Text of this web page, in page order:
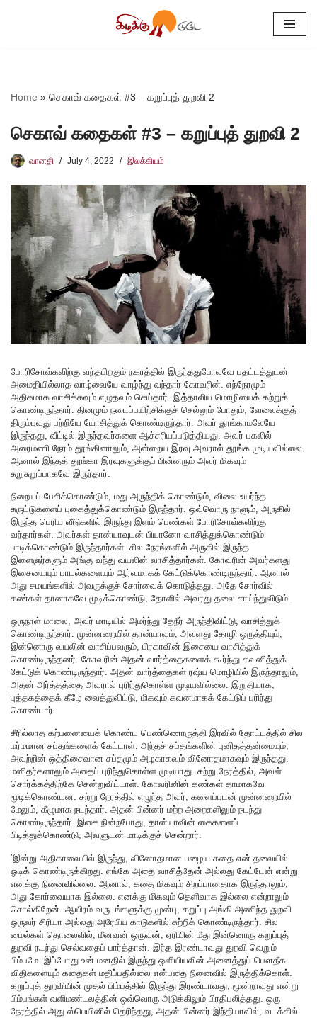
Home » செகாவ் கதைகள் #3 – கறுப்புத் துறவி 2
செகாவ் கதைகள் #3 – கறுப்புத் துறவி 2
வானதி July 4, 2022 இலக்கியம்
போரிசோவ்கவிற்கு வந்தபிறகும் நகரத்தில் இருந்ததுபோலவே பதட்டத்துடன்
அமைதியில்லாத வாழ்வையே வாழ்ந்து வந்தார் கோவரின். எந்நேரமும்
அதிகமாக வாசிக்கவும் எழுதவும் செய்தார். இத்தாலிய மொழியைக் கற்றுக்
கொண்டிருந்தார். தினமும் நடைப்பயிற்சிக்குச் செல்லும் போதும், வேலைக்குத்
திரும்புவது பற்றியே யோசித்துக் கொண்டிருந்தார். அவர் தூங்காமலேயே
இருந்தது, வீட்டில் இருந்தவர்களை ஆச்சரியப்படுத்தியது. அவர் பகலில்
அரைமணி நேரம் தூங்கினாலும், அன்றைய இரவு அவரால் தூங்க முடியவில்லை.
ஆனால் இந்தத் தூங்கா இரவுகளுக்குப் பின்னரும் அவர் மிகவும்
சுறுசுறுப்பாகவே இருந்தார்.
நிறையப் பேசிக்கொண்டும், மது அருந்திக் கொண்டும், விலை உயர்ந்த
சுருட்டுகளைப் புகைத்துக்கொண்டும் இருந்தார். ஒவ்வொரு நாளும், அருகில்
இருந்த பெரிய வீடுகளில் இருந்து இளம் பெண்கள் போரிசோவ்கவிற்கு
வந்தார்கள். அவர்கள் தான்யாவுடன் பியானோ வாசித்துக்கொண்டும்
பாடிக்கொண்டும் இருந்தார்கள். சில நேரங்களில் அருகில் இருந்த
இளைஞர்களும் அங்கு வந்து வயலின் வாசித்தார்கள். கோவரின் அவர்களது
இசையையும் பாடல்களையும் ஆர்வமாகக் கேட்டுக்கொண்டிருந்தார். ஆனால்
அது சமயங்களில் அவருக்குச் சோர்வைக் கொடுத்தது. அதே சோர்வில்
கண்கள் தானாகவே மூடிக்கொண்டு, தோளில் அவரது தலை சாய்ந்துவிடும்.
ஒருநாள் மாலை, அவர் மாடியில் அமர்ந்து தேநீர் அருந்திவிட்டு, வாசித்துக்
கொண்டிருந்தார். முன்னறையில் தான்யாவும், அவளது தோழி ஒருத்தியும்,
இன்னொரு வயலின் வாசிப்பவரும், பிரகாவின் இசையை வாசித்துக்
கொண்டிருந்தனர். கோவரின் அதன் வார்த்தைகளைக் கூர்ந்து கவனித்துக்
கேட்டுக் கொண்டிருந்தார். அதன் வார்த்தைகள் ரஷ்ய மொழியில் இருந்தாலும்,
அதன் அர்த்தத்தை அவரால் புரிந்துகொள்ள முடியவில்லை. இறுதியாக,
புத்தகத்தைக் கீழே வைத்துவிட்டு, மிகவும் கவனமாகக் கேட்டுப் புரிந்து
கொண்டார்.
சீரில்லாத கற்பனையைக் கொண்ட பெண்ணொருத்தி இரவில் தோட்டத்தில் சில
மர்மமான சப்தங்களைக் கேட்டாள். அந்தச் சப்தங்களின் புனிதத்தன்மையும்,
அவற்றின் ஒத்திசைவான சப்தமும் அழகாகவும் வினோதமாகவும் இருந்தது.
மனிதர்களாலும் அதைப் புரிந்துகொள்ள முடியாது. சற்று நேரத்தில், அவள்
சொர்க்கத்திற்கே சென்றுவிட்டாள். கோவரினின் கண்கள் தாமாகவே
மூடிக்கொண்டன. சற்று நேரத்தில் எழுந்த அவர், களைப்புடன் முன்னறையில்
மேலும், கீழுமாக நடந்தார். அதன் பின்னர் மற்ற அறைகளிலும் நடந்து
கொண்டிருந்தார். இசை நின்றபோது, தான்யாவின் கைகளைப்
பிடித்துக்கொண்டு, அவளுடன் மாடிக்குச் சென்றார்.
‘இன்று அதிகாலையில் இருந்து, வினோதமான பழைய கதை என் தலையில்
ஓடிக் கொண்டிருக்கிறது. எங்கே அதை வாசித்தேன் அல்லது கேட்டேன் என்று
எனக்கு நினைவில்லை. ஆனால், கதை மிகவும் சிறப்பானதாக இருந்தாலும்,
அது கோர்வையாக இல்லை. எனக்கு மிகவும் தெளிவாக இல்லை என்றாலும்
சொல்கிறேன். ஆயிரம் வருடங்களுக்கு முன்பு, கறுப்பு அங்கி அணிந்த துறவி
ஒருவர் சிரியா அல்லது அரேபிய காடுகளில் சுற்றிக் கொண்டிருந்தார். சில
மைல்கள் தொலைவில், மீனவன் ஒருவன், ஏரியின் மீது இன்னொரு கறுப்புத்
துறவி நடந்து செல்வதைப் பார்த்தான். இந்த இரண்டாவது துறவி வெறும்
பிம்பமே. இப்போது உன் மனதில் இருந்து ஒளியியலின் அனைத்துப் பௌதீக
விதிகளையும் கதைகள் மதிப்பதில்லை என்பதை நினைவில் இருத்திக்கொள்.
கறுப்புத் துறவியின் முதல் பிம்பத்தில் இருந்து இரண்டாவது, மூன்றாவது என்று
பிம்பங்கள் வளிமண்டலத்தின் ஒவ்வொரு அடுக்கிலும் பிரதிபலித்தது. ஒரு
நேரத்தில் அது ஸ்பெயினில் தெரிந்தது, அதன் பின்னர் இந்தியாவில், வடக்கில்